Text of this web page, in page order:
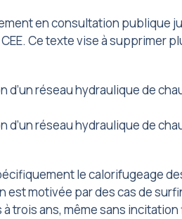
en consultation publique
Ce texte vise à supprimer
d’un réseau hydraulique de
d’un réseau hydraulique de
le calorifugeage
est motivée par des cas de
trois ans, même sans